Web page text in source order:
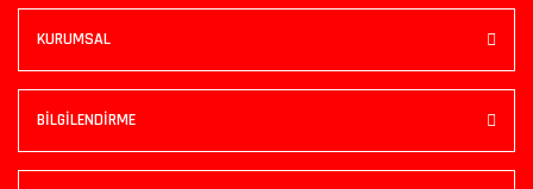
KURUMSAL
BİLGİLENDİRME